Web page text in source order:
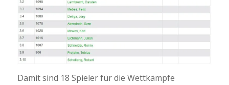
Damit sind 18 Spieler für die Wettkämpfe